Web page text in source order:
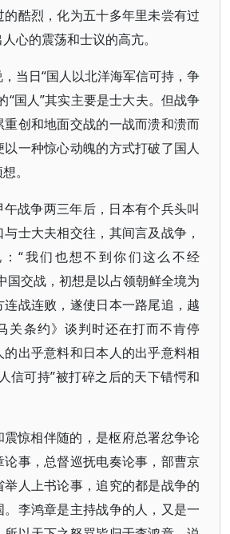
酷烈，化为五十多年里未尝有过
心的震荡和士议的高亢。
，当日“国人以北洋海军信可持，争
“国人”其实主要是士大夫。但战争
创和地面交战的一战而溃和溃而
一种惊心动魄的方式打破了国人
。
战争两三年后，日本有个兵头叫
士大夫相交往，其间言及战争，
“我们也想不到你们这么不经
国交战，初想是以占领朝鲜全境为
连战连败，遂使日本一路尾追，越
关条约》谈判时还在打而不肯停
出乎意料和日本人的出乎意料相
信可持”被打碎之后的天下错愕和
惊相伴随的，是枢府总署忿争论
事，总督巡抚电奏论事，部曹京
人上书论事，追究的都是战争的
李鸿章是主持战争的人，又是一